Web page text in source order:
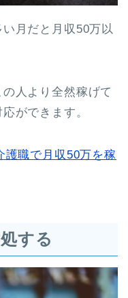
月だと月収50万以
人より全然稼げて
ができます。
護職で月収50万を稼
する